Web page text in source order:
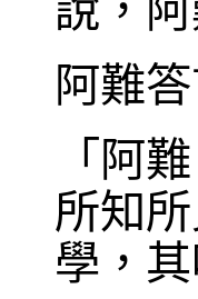
說，
阿難
「阿
所知
學，